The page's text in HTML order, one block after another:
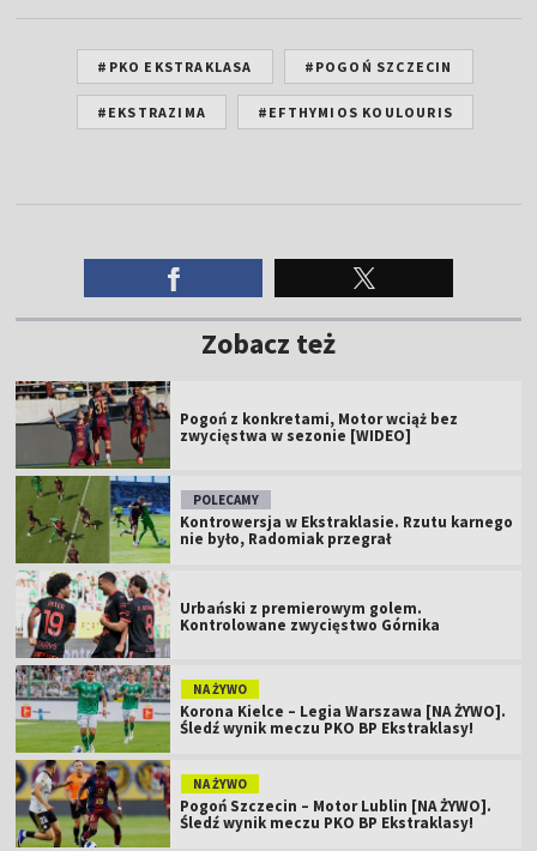
#PKO EKSTRAKLASA #POGOŃ SZCZECIN
#EKSTRAZIMA #EFTHYMIOS KOULOURIS
Zobacz też
Pogoń z konkretami, Motor wciąż bez
zwycięstwa w sezonie [WIDEO]
POLECAMY
Kontrowersja w Ekstraklasie. Rzutu karnego
nie było, Radomiak przegrał
Urbański z premierowym golem.
Kontrolowane zwycięstwo Górnika
NA ŻYWO
Korona Kielce – Legia Warszawa [NA ŻYWO].
Śledź wynik meczu PKO BP Ekstraklasy!
NA ŻYWO
Pogoń Szczecin – Motor Lublin [NA ŻYWO].
Śledź wynik meczu PKO BP Ekstraklasy!